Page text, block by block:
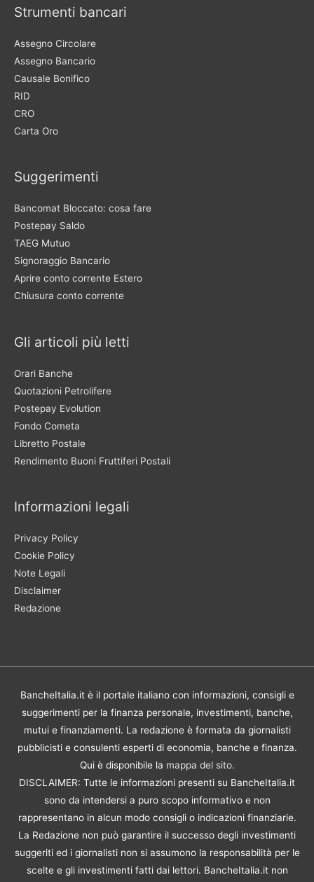
Strumenti bancari
Assegno Circolare
Assegno Bancario
Causale Bonifico
RID
CRO
Carta Oro
Suggerimenti
Bancomat Bloccato: cosa fare
Postepay Saldo
TAEG Mutuo
Signoraggio Bancario
Aprire conto corrente Estero
Chiusura conto corrente
Gli articoli più letti
Orari Banche
Quotazioni Petrolifere
Postepay Evolution
Fondo Cometa
Libretto Postale
Rendimento Buoni Fruttiferi Postali
Informazioni legali
Privacy Policy
Cookie Policy
Note Legali
Disclaimer
Redazione
BancheItalia.it è il portale italiano con informazioni, consigli e
suggerimenti per la finanza personale, investimenti, banche,
mutui e finanziamenti. La redazione è formata da giornalisti
pubblicisti e consulenti esperti di economia, banche e finanza.
Qui è disponibile la mappa del sito.
DISCLAIMER: Tutte le informazioni presenti su BancheItalia.it
sono da intendersi a puro scopo informativo e non
rappresentano in alcun modo consigli o indicazioni finanziarie.
La Redazione non può garantire il successo degli investimenti
suggeriti ed i giornalisti non si assumono la responsabilità per le
scelte e gli investimenti fatti dai lettori. BancheItalia.it non